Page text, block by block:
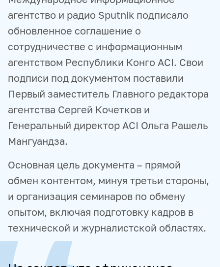
агентство и радио Sputnik подписало
обновленное соглашение о
сотрудничестве с информационным
агентством Республики Конго ACI. Свои
подписи под документом поставили
Первый заместитель Главного редактора
агентства Сергей Кочетков и
Генеральный директор ACI Ольга Рашель
Мангуандза.
Основная цель документа – прямой
обмен контентом, минуя третьи стороны,
и организация семинаров по обмену
опытом, включая подготовку кадров в
технической и журналистской областях.